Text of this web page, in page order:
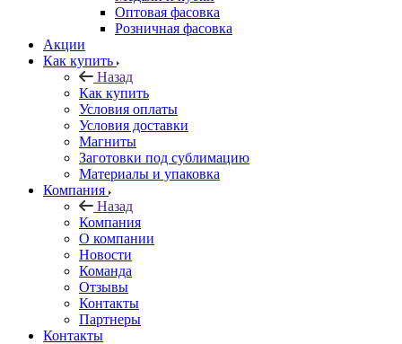
Оптовая фасовка
Розничная фасовка
Акции
Как купить
Назад
Как купить
Условия оплаты
Условия доставки
Магниты
Заготовки под сублимацию
Материалы и упаковка
Компания
Назад
Компания
О компании
Новости
Команда
Отзывы
Контакты
Партнеры
Контакты